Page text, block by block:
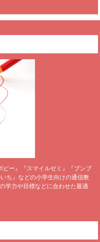
ピー』『スマイルゼミ』『ブンブ
ち』などの小学生向けの通信教
学力や目標などに合わせた最適